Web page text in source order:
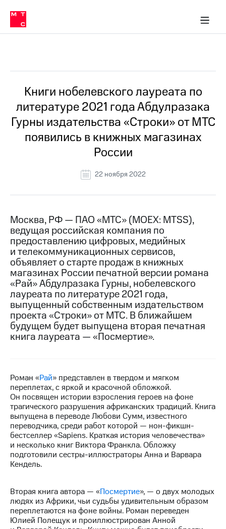
Медиа-центр
и акционерам
Устойчивое развитие
Комплаенс и деловая этика
компании
Карьера
История
компании
Руководство
региона
Пресс-
релизы
МТС
о технологиях
Достижения
Интервью
Финансовая
отчетность
Контакты
регионе
и акционерам
Корпоративное
управление
Корпоративный
секретарь
Раскрытие
Документы
ПАО
"МТС"
Собрания
в МТС
Пресс-
релизы
МТС
о технологиях
Книги нобелевского лауреата по
литературе 2021 года Абдулразака
Гурны издательства «Строки» от МТС
появились в книжных магазинах
России
22 ноября 2022
Москва, РФ — ПАО «МТС» (MOEX: MTSS),
ведущая российская компания по
предоставлению цифровых, медийных
и телекоммуникационных сервисов,
объявляет о старте продаж в книжных
магазинах России печатной версии романа
«Рай» Абдулразака Гурны, нобелевского
лауреата по литературе 2021 года,
выпущенный собственным издательством
проекта «Строки» от МТС. В ближайшем
будущем будет выпущена вторая печатная
книга лауреата — «Посмертие».
Роман «Рай» представлен в твердом и мягком
переплетах, с яркой и красочной обложкой.
Он посвящен истории взросления героев на фоне
трагического разрушения африканских традиций. Книга
выпущена в переводе Любови Сумм, известного
переводчика, среди работ которой — нон-фикшн-
бестселлер «Sapiens. Краткая история человечества»
и несколько книг Виктора Франкла. Обложку
подготовили сестры-иллюстраторы Анна и Варвара
Кендель.
Вторая книга автора — «Посмертие», — о двух молодых
людях из Африки, чьи судьбы удивительным образом
переплетаются на фоне войны. Роман переведен
Юлией Полещук и проиллюстрирован Анной